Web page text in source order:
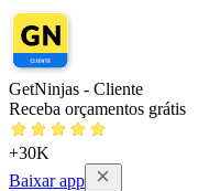
GetNinjas - Cliente
Receba orçamentos grátis
+30K
Baixar app